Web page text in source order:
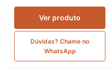
Ver produto
Dúvidas? Chame no
WhatsApp